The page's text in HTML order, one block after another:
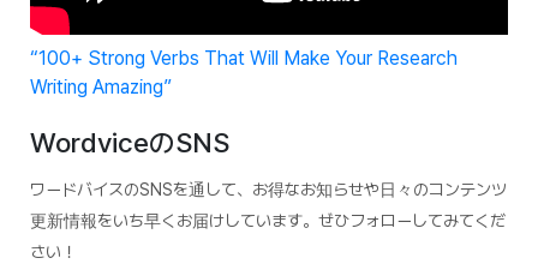
“100+ Strong Verbs That Will Make Your Research
Writing Amazing”
WordviceのSNS
ワードバイスのSNSを通して、お得なお知らせや日々のコンテンツ
更新情報をいち早くお届けしています。ぜひフォローしてみてくだ
さい！